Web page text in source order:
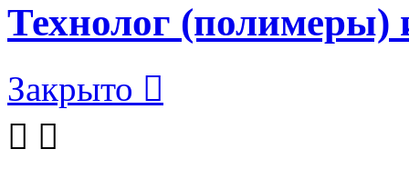
Технолог (полимеры)
Закрыто